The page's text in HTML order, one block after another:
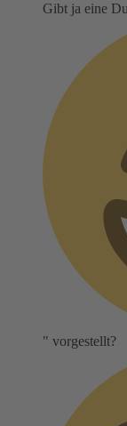
Gibt ja eine
" vorgestellt?